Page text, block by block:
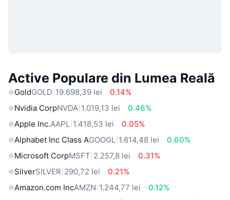
Active Populare din Lumea Reală
GoldGOLD 19.698,39 lei
0.14%
Nvidia CorpNVDA 1.019,13 lei
0.46%
Apple Inc.AAPL 1.418,53 lei
0.05%
Alphabet Inc Class AGOOGL 1.614,48 lei
0.60%
Microsoft CorpMSFT 2.257,8 lei
0.31%
SilverSILVER 290,72 lei
0.21%
Amazon.com IncAMZN 1.244,77 lei
0.12%